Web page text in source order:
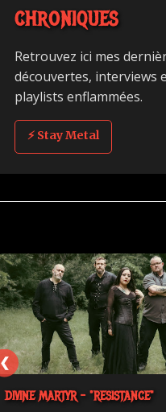
CHRONIQUES
Retrouvez ici mes
découvertes, interviews
playlists enflammées.
⚡ Stay Metal
DIVINE MARTYR - "RESISTANCE"
❮